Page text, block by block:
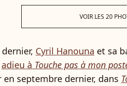
VOIR LES 20
Cyril Hanouna et sa
adieu à Touche pas à mon
en septembre dernier, dans